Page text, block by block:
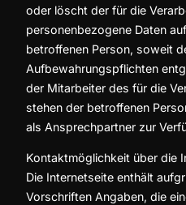
oder löscht der für die
personenbezogene Daten
betroffenen Person, soweit
Aufbewahrungspflichten
der Mitarbeiter des für die
stehen der betroffenen
als Ansprechpartner zur
Kontaktmöglichkeit über die
Die Internetseite enthält
Vorschriften Angaben, die